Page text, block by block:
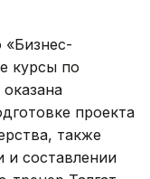
«Бизнес-
курсы по
проекта
также
и составлении